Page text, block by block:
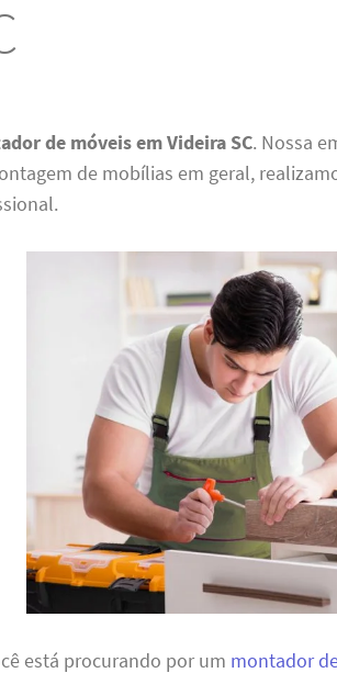
de móveis em Videira SC. Nossa
de mobílias em geral,
está procurando por um montador